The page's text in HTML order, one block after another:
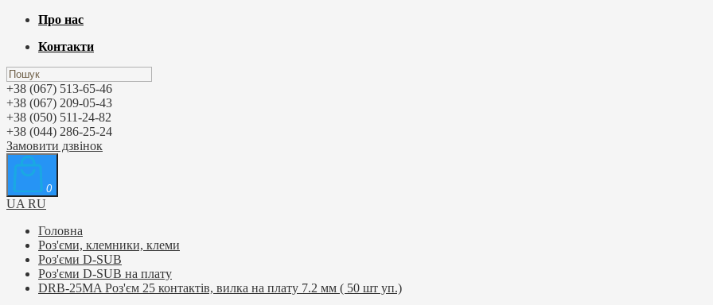
Про нас
Контакти
+38 (067) 513-65-46
+38 (067) 209-05-43
+38 (050) 511-24-82
+38 (044) 286-25-24
Замовити дзвінок
0
UA RU
Головна
Роз'єми, клемники, клеми
Роз'єми D-SUB
Роз'єми D-SUB на плату
DRB-25MA Роз'єм 25 контактів, вилка на плату 7.2 мм ( 50 шт уп.)